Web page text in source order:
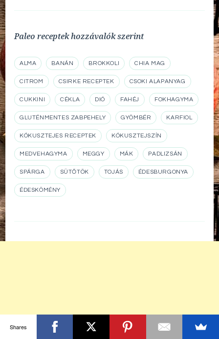
Paleo receptek hozzávalók szerint
ALMA BANÁN BROKKOLI CHIA MAG
CITROM CSIRKE RECEPTEK CSOKI ALAPANYAG
CUKKINI CÉKLA DIÓ FAHÉJ FOKHAGYMA
GLUTÉNMENTES ZABPEHELY GYÖMBÉR KARFIOL
KÓKUSZTEJES RECEPTEK KÓKUSZTEJSZÍN
MEDVEHAGYMA MEGGY MÁK PADLIZSÁN
SPÁRGA SÜTŐTÖK TOJÁS ÉDESBURGONYA
ÉDESKÖMÉNY
Shares